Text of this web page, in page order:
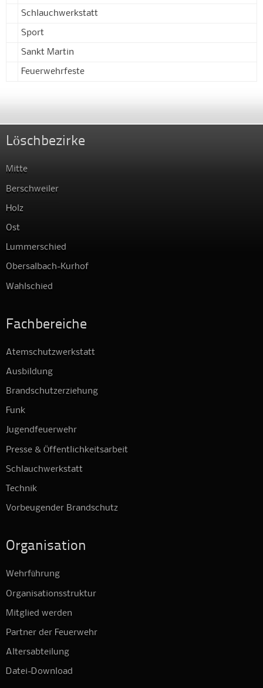
Schlauchwerkstatt
Sport
Sankt Martin
Feuerwehrfeste
Löschbezirke
Mitte
Berschweiler
Holz
Ost
Lummerschied
Obersalbach-Kurhof
Wahlschied
Fachbereiche
Atemschutzwerkstatt
Ausbildung
Brandschutzerziehung
Funk
Jugendfeuerwehr
Presse & Öffentlichkeitsarbeit
Schlauchwerkstatt
Technik
Vorbeugender Brandschutz
Organisation
Wehrführung
Organisationsstruktur
Mitglied werden
Partner der Feuerwehr
Altersabteilung
Datei-Download